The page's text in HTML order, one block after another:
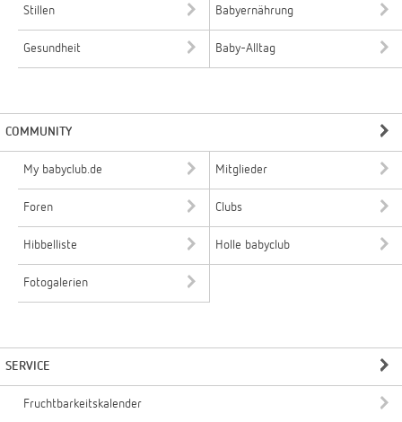
Stillen Babyernährung
Gesundheit Baby-Alltag
COMMUNITY
My babyclub.de Mitglieder
Foren Clubs
Hibbelliste Holle babyclub
Fotogalerien
SERVICE
Fruchtbarkeitskalender